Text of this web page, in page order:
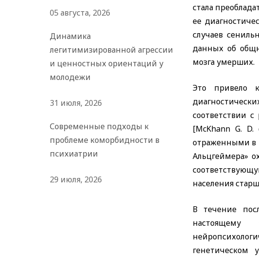
стала
ее
случаев
данных об
мозга умерших.
Это привело
соответствии
[McKhann G. D.
отраженными в
Альцгеймера»
населения
В течение
настоящему
генетическом
05 августа, 2026
Динамика
легитимизированной агрессии
и ценностных ориентаций у
молодежи
31 июля, 2026
Современные подходы к
проблеме коморбидности в
психиатрии
29 июля, 2026